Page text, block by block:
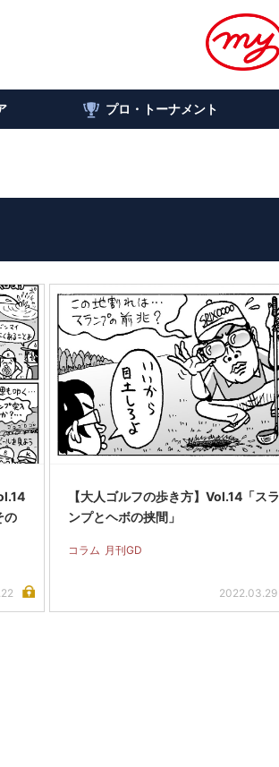
プロ・トーナメント
の
【大人ゴルフの歩き方】Vol.14「スラ
ンプとヘボの挟間」
コラム 月刊GD
2022.03.29